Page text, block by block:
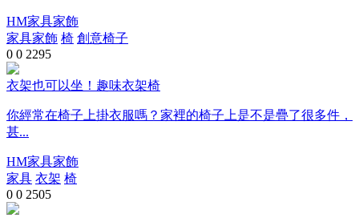
HM家具家飾
家具家飾 椅 創意椅子
0 0 2295
衣架也可以坐！趣味衣架椅
你經常在椅子上掛衣服嗎？家裡的椅子上是不是疊了很多件，
甚...
HM家具家飾
家具 衣架 椅
0 0 2505